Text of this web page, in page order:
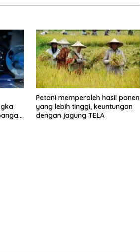
Petani memperoleh hasil panen
yang lebih tinggi, keuntungan
dengan jagung TELA